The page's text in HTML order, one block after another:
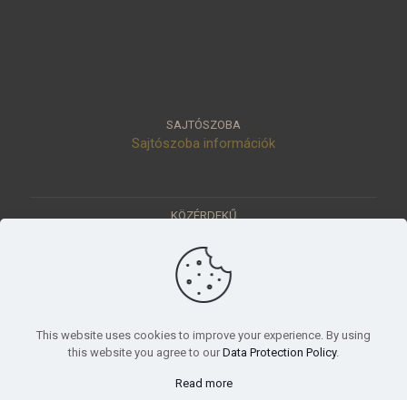
SAJTÓSZOBA
Sajtószoba információk
KÖZÉRDEKŰ
Értéktár
Pályázatok
Tudományos beszámoló, küldetésnyilatkozat
© 2023 Móra Ferenc Múzeum, Szeged
This website uses cookies to improve your experience. By using
this website you agree to our Data Protection Policy.
Read more